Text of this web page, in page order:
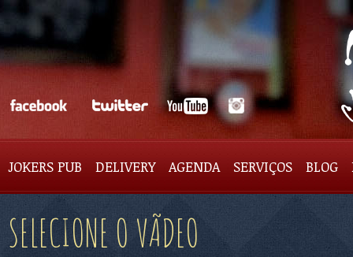
JOKERS PUB DELIVERY AGENDA SERVIÇOS BLOG
SELECIONE O VÃ­DEO